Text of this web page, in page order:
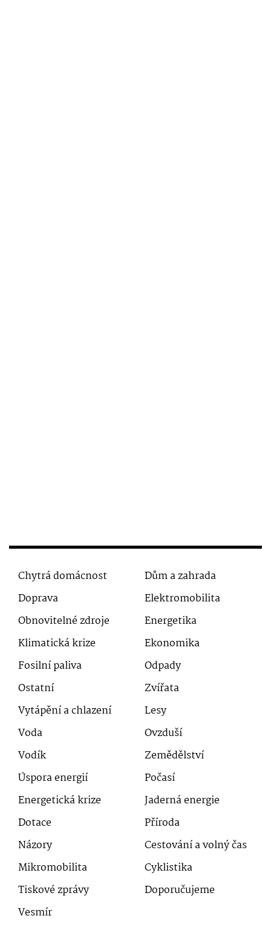
Chytrá domácnost
Dům a zahrada
Doprava
Elektromobilita
Obnovitelné zdroje
Energetika
Klimatická krize
Ekonomika
Fosilní paliva
Odpady
Ostatní
Zvířata
Vytápění a chlazení
Lesy
Voda
Ovzduší
Vodík
Zemědělství
Úspora energií
Počasí
Energetická krize
Jaderná energie
Dotace
Příroda
Názory
Cestování a volný čas
Mikromobilita
Cyklistika
Tiskové zprávy
Doporučujeme
Vesmír